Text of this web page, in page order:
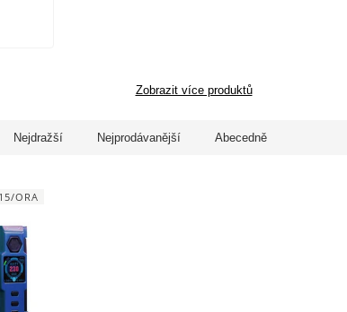
Zobrazit více produktů
Nejdražší Nejprodávanější Abecedně
ORA